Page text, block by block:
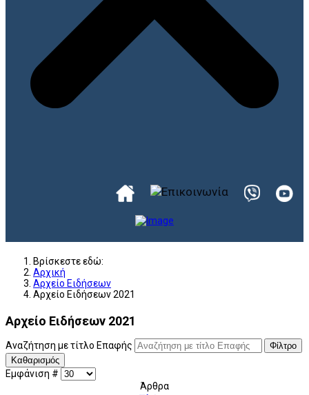
Βρίσκεστε εδώ:
Αρχική
Αρχείο Ειδήσεων
Αρχείο Ειδήσεων 2021
Αρχείο Ειδήσεων 2021
Αναζήτηση με τίτλο Επαφής
Φίλτρο
Καθαρισμός
Εμφάνιση #
Άρθρα